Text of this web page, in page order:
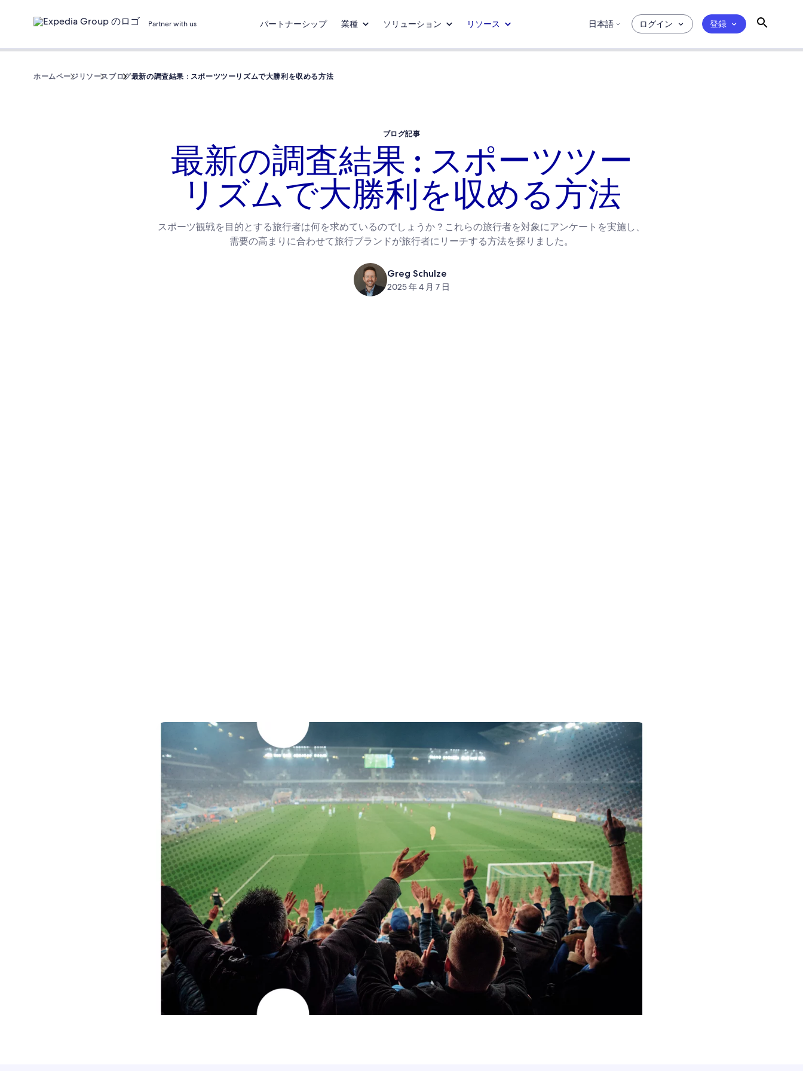
Partner with us パートナーシップ 業種 ソリューション リソース 日本語 ログイン 登録
ホームページ リソース ブログ最新の調査結果 : スポーツツーリズムで大勝利を収める方法
ブログ記事
最新の調査結果 : スポーツツー
リズムで大勝利を収める方法
スポーツ観戦を目的とする旅行者は何を求めているのでしょうか ? これらの旅行者を対象にアンケートを実施し、
需要の高まりに合わせて旅行ブランドが旅行者にリーチする方法を探りました。
Greg Schulze
2025 年 4 月 7 日